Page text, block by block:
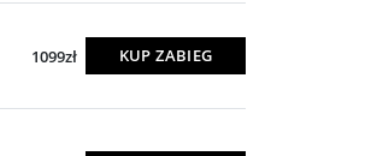
1099zł KUP ZABIEG